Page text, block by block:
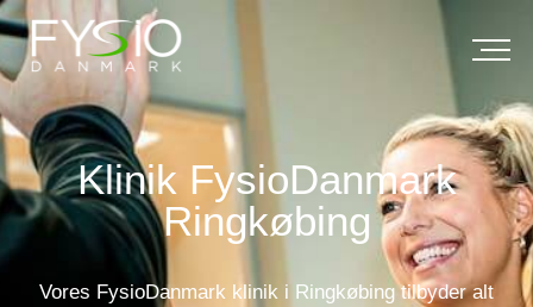
Klinik FysioDanmark
Ringkøbing
Vores FysioDanmark klinik i Ringkøbing tilbyder alt